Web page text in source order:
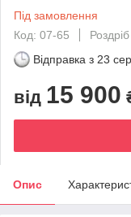
Під замовлення
Код: 07-65
Роздріб
Відправка з 23
від 15 900
Опис